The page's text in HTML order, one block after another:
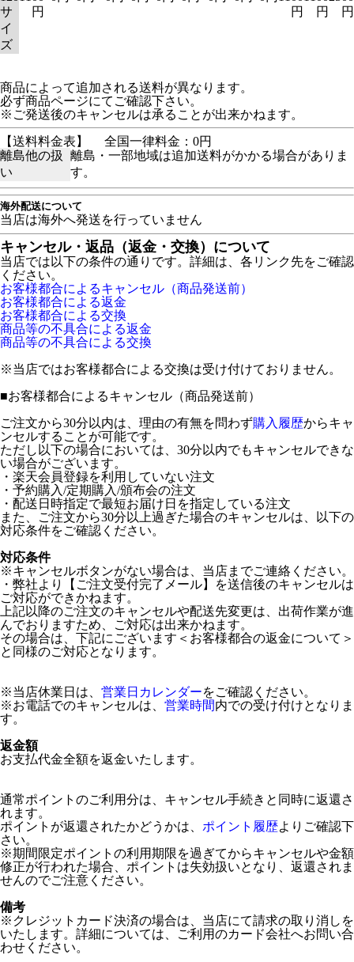
サ
イ
ズ
円
円
円
円
商品によって追加される送料が異なります。
必ず商品ページにてご確認下さい。
※ご発送後のキャンセルは承ることが出来かねます。
【送料料金表】
全国一律料金：0円
離島他の扱
い
離島・一部地域は追加送料がかかる場合がありま
す。
海外配送について
当店は海外へ発送を行っていません
キャンセル・返品（返金・交換）について
当店では以下の条件の通りです。詳細は、各リンク先をご確認
ください。
お客様都合によるキャンセル（商品発送前）
お客様都合による返金
お客様都合による交換
商品等の不具合による返金
商品等の不具合による交換
※当店ではお客様都合による交換は受け付けておりません。
■お客様都合によるキャンセル（商品発送前）
ご注文から30分以内は、理由の有無を問わず購入履歴からキャ
ンセルすることが可能です。
ただし以下の場合においては、30分以内でもキャンセルできな
い場合がございます。
・楽天会員登録を利用していない注文
・予約購入/定期購入/頒布会の注文
・配送日時指定で最短お届け日を指定している注文
また、ご注文から30分以上過ぎた場合のキャンセルは、以下の
対応条件をご確認ください。
対応条件
※キャンセルボタンがない場合は、当店までご連絡ください。
・弊社より【ご注文受付完了メール】を送信後のキャンセルは
ご対応ができかねます。
上記以降のご注文のキャンセルや配送先変更は、出荷作業が進
んでおりますため、ご対応は出来かねます。
その場合は、下記にございます＜お客様都合の返金について＞
と同様のご対応となります。
※当店休業日は、 営業日カレンダーをご確認ください。
※お電話でのキャンセルは、 営業時間内での受け付けとなりま
す。
返金額
お支払代金全額を返金いたします。
通常ポイントのご利用分は、キャンセル手続きと同時に返還さ
れます。
ポイントが返還されたかどうかは、 ポイント履歴よりご確認下
さい。
※期間限定ポイントの利用期限を過ぎてからキャンセルや金額
修正が行われた場合、ポイントは失効扱いとなり、返還されま
せんのでご注意ください。
備考
※クレジットカード決済の場合は、当店にて請求の取り消しを
いたします。詳細については、ご利用のカード会社へお問い合
わせください。